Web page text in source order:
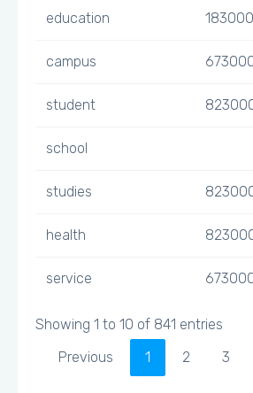
education
campus
student
school
studies
health
service
Showing 1 to 10 of 841 entries
Previous
1 2 3